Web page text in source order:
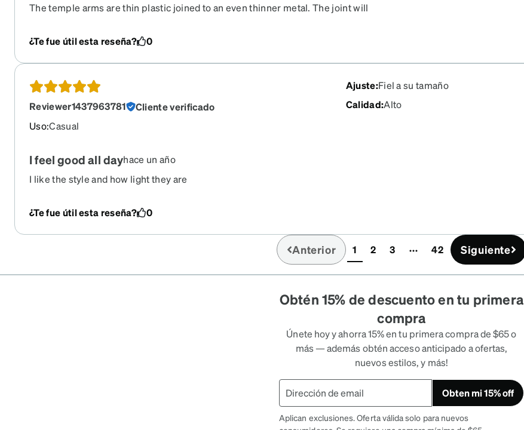
The temple arms are thin plastic joined to an even thinner metal. The joint will
buy 2 pair so you have spare parts!
¿Te fue útil esta reseña? 0
Reviewer1437963781
Cliente verificado
Uso:Casual
Ajuste:Fiel a su tamaño
Calidad:Alto
I feel good all dayhace un año
I like the style and how light they are
¿Te fue útil esta reseña? 0
Anterior 1(current)
2 3 42 Siguiente
Obtén 15% de descuento en tu primera
compra
Únete hoy y ahorra 15% en tu primera compra de $65 o
más — además obtén acceso anticipado a ofertas,
nuevos estilos, y más!
Obten mi 15% off
Aplican exclusiones. Oferta válida solo para nuevos